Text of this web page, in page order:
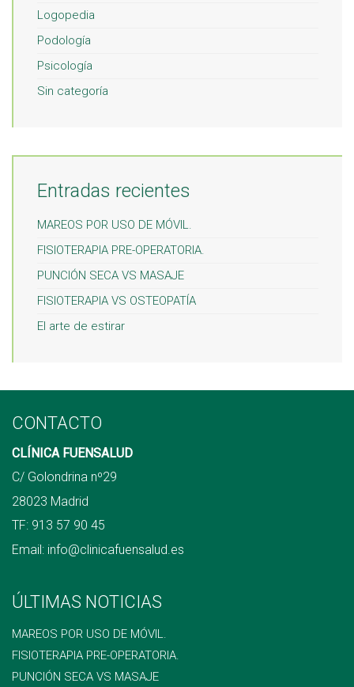
Logopedia
Podología
Psicología
Sin categoría
Entradas recientes
MAREOS POR USO DE MÓVIL.
FISIOTERAPIA PRE-OPERATORIA.
PUNCIÓN SECA VS MASAJE
FISIOTERAPIA VS OSTEOPATÍA
El arte de estirar
CONTACTO
CLÍNICA FUENSALUD
C/ Golondrina nº29
28023 Madrid
TF: 913 57 90 45
Email: info@clinicafuensalud.es
ÚLTIMAS NOTICIAS
MAREOS POR USO DE MÓVIL.
FISIOTERAPIA PRE-OPERATORIA.
PUNCIÓN SECA VS MASAJE